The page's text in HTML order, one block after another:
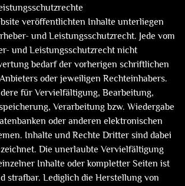
veröffentlichten Inhalte unterliegen
und Leistungsschutzrecht. Jede vom
und Leistungsschutzrecht nicht
bedarf der vorherigen schriftlichen
oder jeweiligen Rechteinhabers.
für Vervielfältigung, Bearbeitung,
Verarbeitung bzw. Wiedergabe
oder anderen elektronischen
Inhalte und Rechte Dritter sind dabei
Die unerlaubte Vervielfältigung
Inhalte oder kompletter Seiten ist
strafbar. Lediglich die Herstellung von